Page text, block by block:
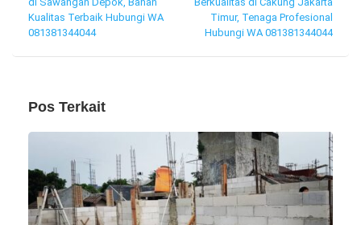
pos
Kualitas Terbaik Hubungi WA
081381344044
Timur, Tenaga Profesional
Hubungi WA 081381344044
Pos Terkait